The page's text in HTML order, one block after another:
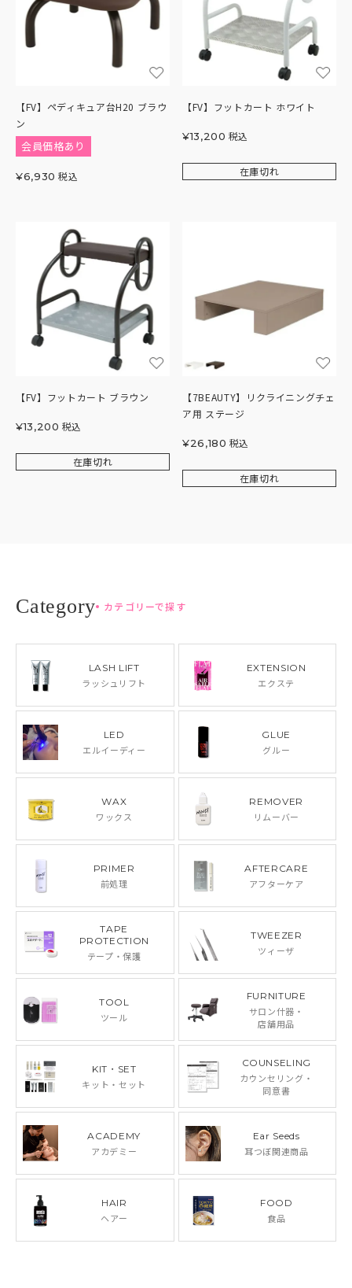
【FV】ペディキュア台H20 ブラウ
ン
会員価格あり
¥6,930 税込
【FV】フットカート ホワイト
¥13,200 税込
在庫切れ
【FV】フットカート ブラウン
¥13,200 税込
在庫切れ
【7BEAUTY】リクライニングチェ
ア用 ステージ
¥26,180 税込
在庫切れ
カテゴリーで探す
LASH LIFT
ラッシュリフト
EXTENSION
エクステ
LED
エルイーディー
GLUE
グルー
WAX
ワックス
REMOVER
リムーバー
PRIMER
前処理
AFTERCARE
アフターケア
TAPE
PROTECTION
テープ・保護
TWEEZER
ツィーザ
TOOL
ツール
FURNITURE
サロン什器・
店舗用品
KIT・SET
キット・セット
COUNSELING
カウンセリング・
同意書
ACADEMY
アカデミー
Ear Seeds
耳つぼ関連商品
HAIR
ヘアー
FOOD
食品